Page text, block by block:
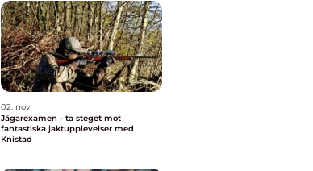
02. nov
Jägarexamen - ta steget mot
fantastiska jaktupplevelser med
Knistad